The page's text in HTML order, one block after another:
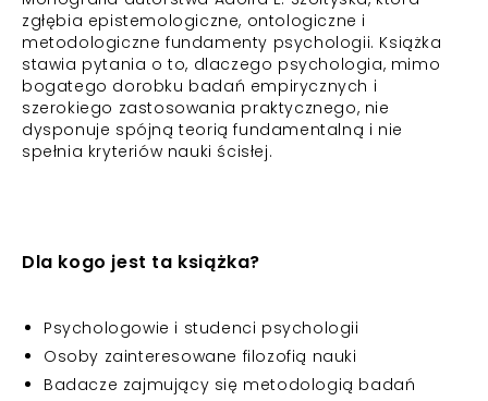
zgłębia epistemologiczne, ontologiczne i
metodologiczne fundamenty psychologii. Książka
stawia pytania o to, dlaczego psychologia, mimo
bogatego dorobku badań empirycznych i
szerokiego zastosowania praktycznego, nie
dysponuje spójną teorią fundamentalną i nie
spełnia kryteriów nauki ścisłej.
Dla kogo jest ta książka?
Psychologowie i studenci psychologii
Osoby zainteresowane filozofią nauki
Badacze zajmujący się metodologią badań